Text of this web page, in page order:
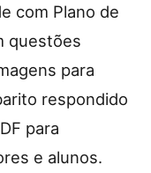
com Plano de
questões
para
respondido
para
e alunos.